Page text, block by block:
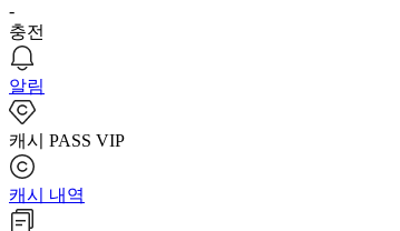
-
충전
알림
캐시 PASS VIP
캐시 내역